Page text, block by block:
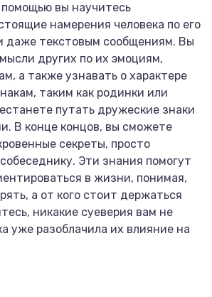
вы научитесь
намерения человека по его
даже текстовым сообщениям. Вы
других по их эмоциям,
а также узнавать о характере
таким как родинки или
путать дружеские знаки
В конце концов, вы сможете
секреты, просто
Эти знания помогут
в жизни, понимая,
а от кого стоит держаться
никакие суеверия вам не
уже разоблачила их влияние на